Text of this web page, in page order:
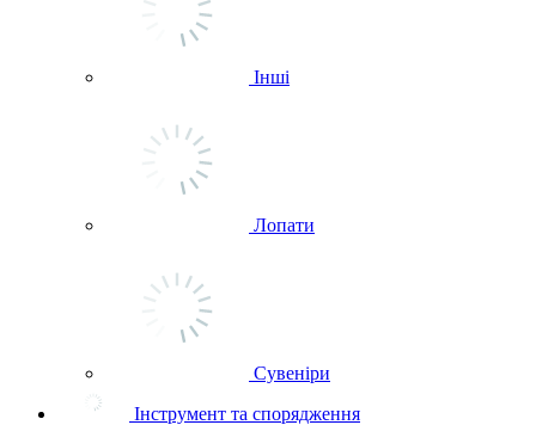
Інші
Лопати
Сувеніри
Інструмент та спорядження